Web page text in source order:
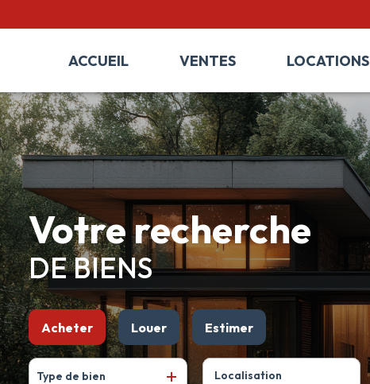
ACCUEIL VENTES LOCATIONS
votre recherche
DE BIENS
Acheter
De l'ancien
Louer
à l'année
Estimer
Type de bien